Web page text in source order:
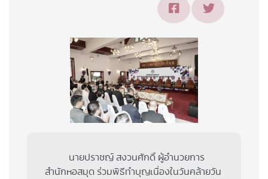
นายปราชญ์ สงวนศักดิ์ ผู้อำนวยการ
สำนักหอสมุด ร่วมพิธีทำบุญเนื่องในวันคล้ายวัน